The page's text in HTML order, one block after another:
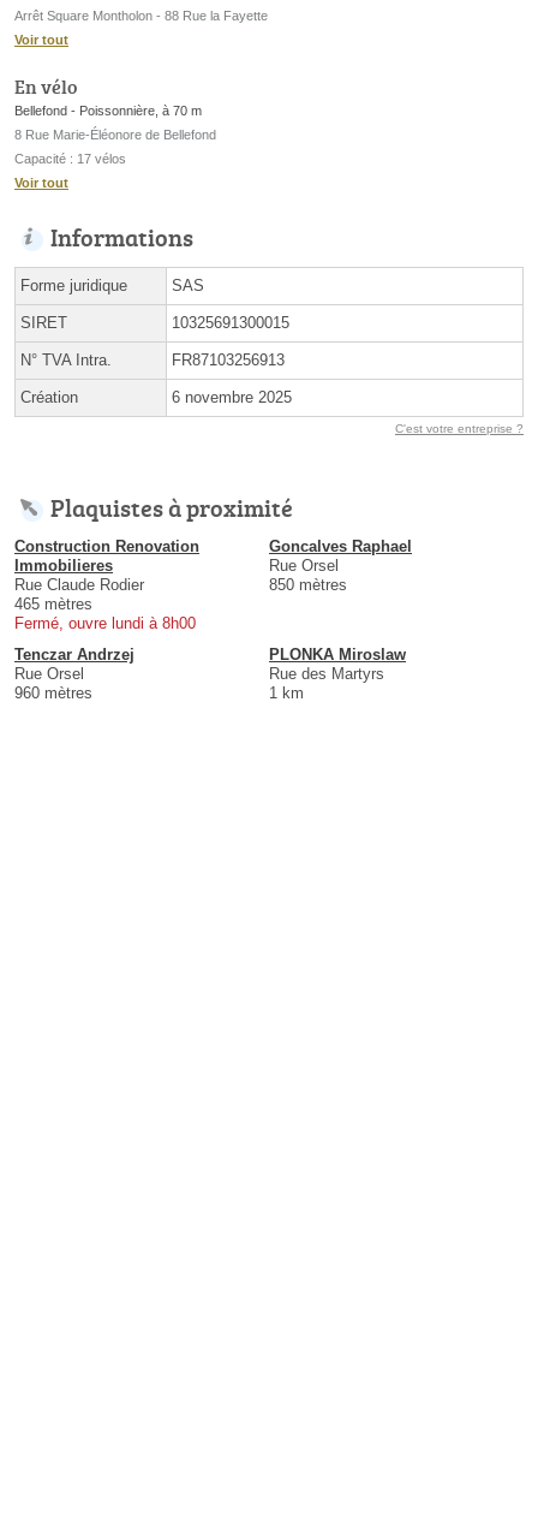
Arrêt Square Montholon - 88 Rue la Fayette
Voir tout
En vélo
Bellefond - Poissonnière, à 70 m
8 Rue Marie-Éléonore de Bellefond
Capacité : 17 vélos
Voir tout
Informations
Forme juridique SAS
SIRET 10325691300015
N° TVA Intra. FR87103256913
Création 6 novembre 2025
C'est votre entreprise ?
Plaquistes à proximité
Construction Renovation
Immobilieres
Rue Claude Rodier
465 mètres
Fermé, ouvre lundi à 8h00
Goncalves Raphael
Rue Orsel
850 mètres
Tenczar Andrzej
Rue Orsel
960 mètres
PLONKA Miroslaw
Rue des Martyrs
1 km